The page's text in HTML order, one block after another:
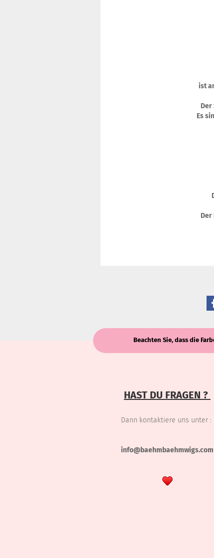
ist
Der
Es
Beachten Sie, dass die
HAST DU FRAGEN ?
Dann kontaktiere uns unter :
info@baehmbaehmwigs.com